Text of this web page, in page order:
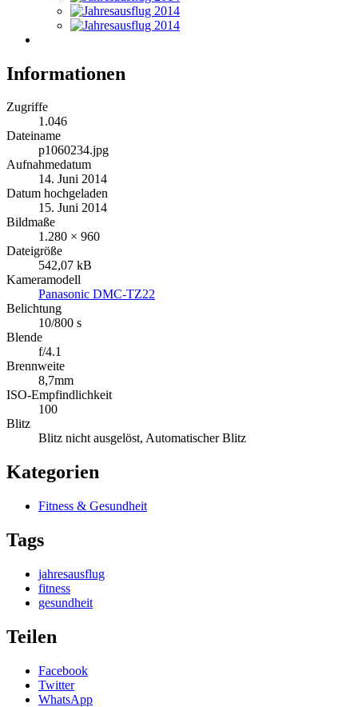
Informationen
Zugriffe
1.046
Dateiname
p1060234.jpg
Aufnahmedatum
14. Juni 2014
Datum hochgeladen
15. Juni 2014
Bildmaße
1.280 × 960
Dateigröße
542,07 kB
Kameramodell
Panasonic DMC-TZ22
Belichtung
10/800 s
Blende
f/4.1
Brennweite
8,7mm
ISO-Empfindlichkeit
100
Blitz
Blitz nicht ausgelöst, Automatischer Blitz
Kategorien
Fitness & Gesundheit
Tags
jahresausflug
fitness
gesundheit
Teilen
Facebook
Twitter
WhatsApp